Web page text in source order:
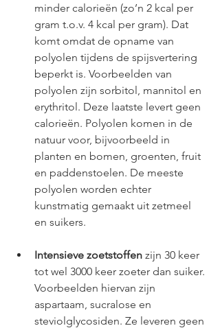
minder calorieën (zo’n 2 kcal per
gram t.o.v. 4 kcal per gram). Dat
komt omdat de opname van
polyolen tijdens de spijsvertering
beperkt is. Voorbeelden van
polyolen zijn sorbitol, mannitol en
erythritol. Deze laatste levert geen
calorieën. Polyolen komen in de
natuur voor, bijvoorbeeld in
planten en bomen, groenten, fruit
en paddenstoelen. De meeste
polyolen worden echter
kunstmatig gemaakt uit zetmeel
en suikers.
Intensieve zoetstoffen zijn 30 keer
tot wel 3000 keer zoeter dan suiker.
Voorbeelden hiervan zijn
aspartaam, sucralose en
steviolglycosiden. Ze leveren geen